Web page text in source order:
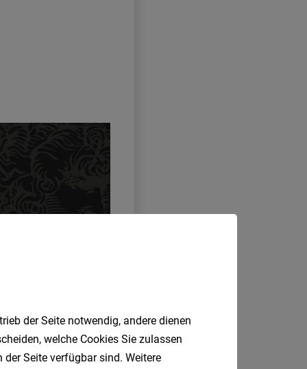
der Seite notwendig, andere dienen
welche Cookies Sie zulassen
Seite verfügbar sind. Weitere